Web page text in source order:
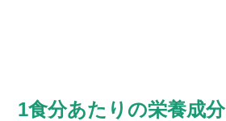
1食分あたりの栄養成分